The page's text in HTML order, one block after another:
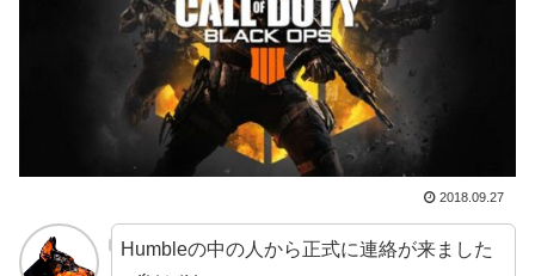
2018.09.27
Humbleの中の人から正式に連絡が来ました